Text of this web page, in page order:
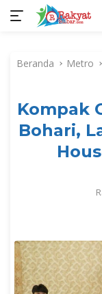
kontenBeranda Metro
Kompak
Bohari,